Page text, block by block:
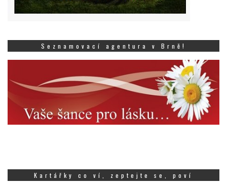
Seznamovací agentura v Brně!
Kartářky co ví, zeptejte se, poví